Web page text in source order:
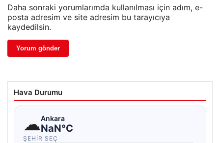
Daha sonraki yorumlarımda kullanılması için adım, e-
posta adresim ve site adresim bu tarayıcıya
kaydedilsin.
Hava Durumu
☁Ankara
NaN°C
ŞEHIR SEÇ